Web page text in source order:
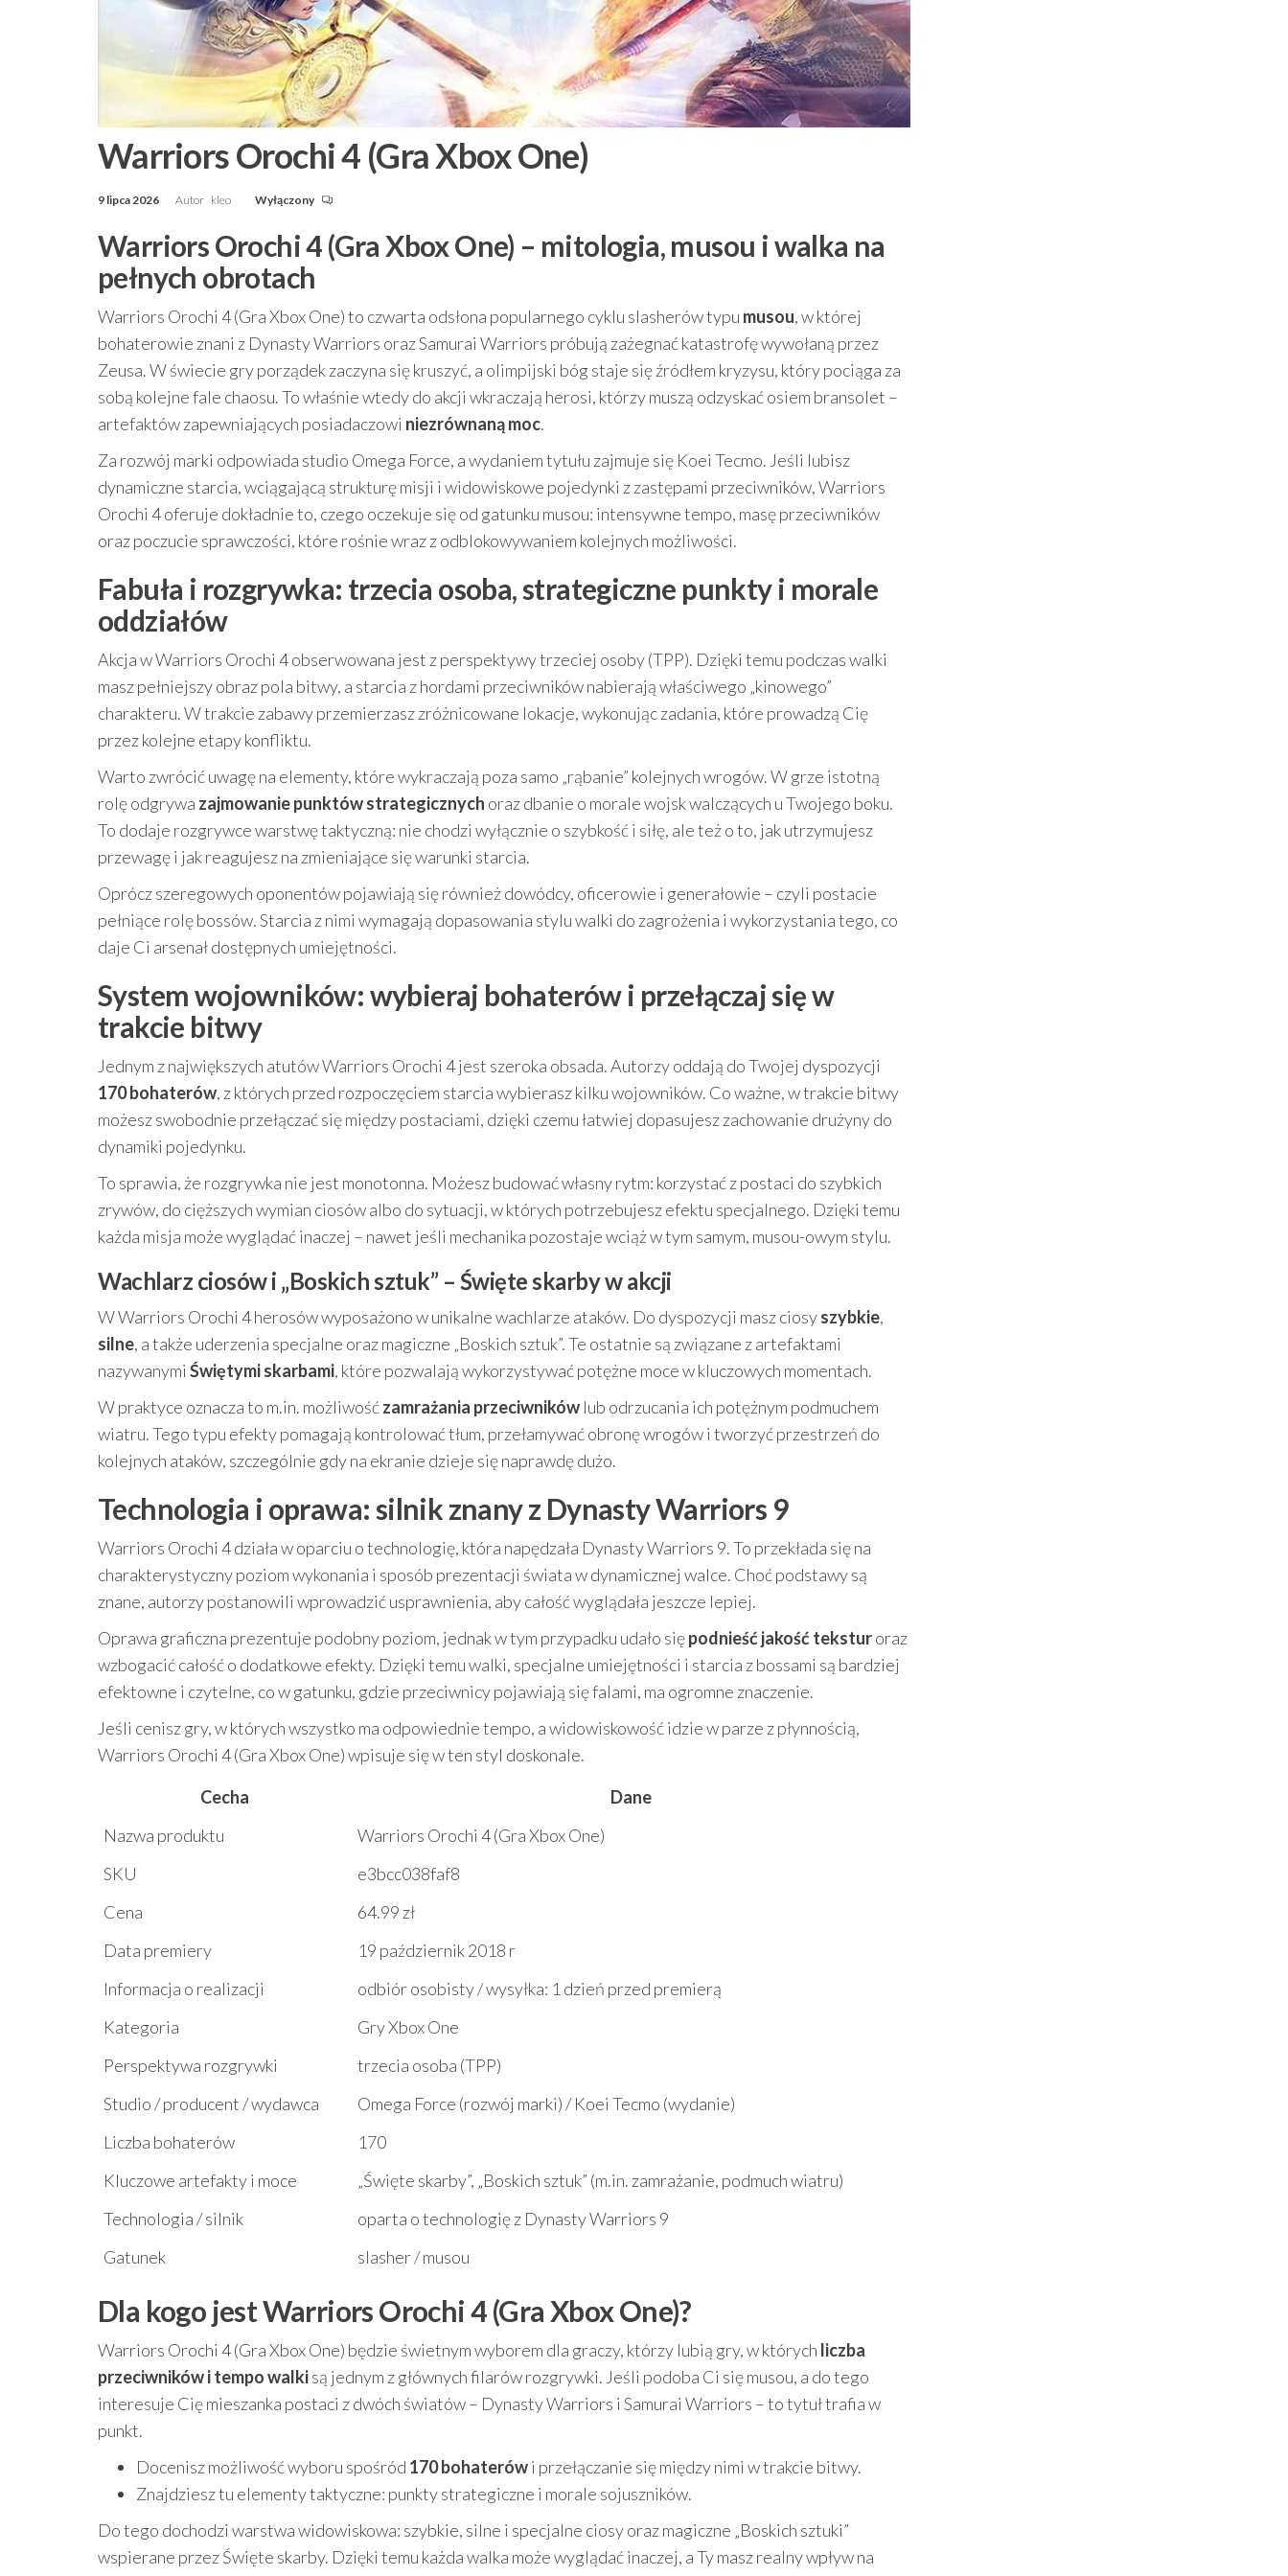
Warriors Orochi 4 (Gra Xbox One)
9 lipca 2026 Autor kleo Wyłączony
Warriors Orochi 4 (Gra Xbox One) – mitologia, musou i walka na
pełnych obrotach
Warriors Orochi 4 (Gra Xbox One) to czwarta odsłona popularnego cyklu slasherów typu musou, w której
bohaterowie znani z Dynasty Warriors oraz Samurai Warriors próbują zażegnać katastrofę wywołaną przez
Zeusa. W świecie gry porządek zaczyna się kruszyć, a olimpijski bóg staje się źródłem kryzysu, który pociąga za
sobą kolejne fale chaosu. To właśnie wtedy do akcji wkraczają herosi, którzy muszą odzyskać osiem bransolet –
artefaktów zapewniających posiadaczowi niezrównaną moc.
Za rozwój marki odpowiada studio Omega Force, a wydaniem tytułu zajmuje się Koei Tecmo. Jeśli lubisz
dynamiczne starcia, wciągającą strukturę misji i widowiskowe pojedynki z zastępami przeciwników, Warriors
Orochi 4 oferuje dokładnie to, czego oczekuje się od gatunku musou: intensywne tempo, masę przeciwników
oraz poczucie sprawczości, które rośnie wraz z odblokowywaniem kolejnych możliwości.
Fabuła i rozgrywka: trzecia osoba, strategiczne punkty i morale
oddziałów
Akcja w Warriors Orochi 4 obserwowana jest z perspektywy trzeciej osoby (TPP). Dzięki temu podczas walki
masz pełniejszy obraz pola bitwy, a starcia z hordami przeciwników nabierają właściwego „kinowego”
charakteru. W trakcie zabawy przemierzasz zróżnicowane lokacje, wykonując zadania, które prowadzą Cię
przez kolejne etapy konfliktu.
Warto zwrócić uwagę na elementy, które wykraczają poza samo „rąbanie” kolejnych wrogów. W grze istotną
rolę odgrywa zajmowanie punktów strategicznych oraz dbanie o morale wojsk walczących u Twojego boku.
To dodaje rozgrywce warstwę taktyczną: nie chodzi wyłącznie o szybkość i siłę, ale też o to, jak utrzymujesz
przewagę i jak reagujesz na zmieniające się warunki starcia.
Oprócz szeregowych oponentów pojawiają się również dowódcy, oficerowie i generałowie – czyli postacie
pełniące rolę bossów. Starcia z nimi wymagają dopasowania stylu walki do zagrożenia i wykorzystania tego, co
daje Ci arsenał dostępnych umiejętności.
System wojowników: wybieraj bohaterów i przełączaj się w
trakcie bitwy
Jednym z największych atutów Warriors Orochi 4 jest szeroka obsada. Autorzy oddają do Twojej dyspozycji
170 bohaterów, z których przed rozpoczęciem starcia wybierasz kilku wojowników. Co ważne, w trakcie bitwy
możesz swobodnie przełączać się między postaciami, dzięki czemu łatwiej dopasujesz zachowanie drużyny do
dynamiki pojedynku.
To sprawia, że rozgrywka nie jest monotonna. Możesz budować własny rytm: korzystać z postaci do szybkich
zrywów, do cięższych wymian ciosów albo do sytuacji, w których potrzebujesz efektu specjalnego. Dzięki temu
każda misja może wyglądać inaczej – nawet jeśli mechanika pozostaje wciąż w tym samym, musou-owym stylu.
Wachlarz ciosów i „Boskich sztuk” – Święte skarby w akcji
W Warriors Orochi 4 herosów wyposażono w unikalne wachlarze ataków. Do dyspozycji masz ciosyszybkie,
silne, a także uderzenia specjalne oraz magiczne „Boskich sztuk”. Te ostatnie są związane z artefaktami
nazywanymi Świętymi skarbami, które pozwalają wykorzystywać potężne moce w kluczowych momentach.
W praktyce oznacza to m.in. możliwośćzamrażania przeciwników lub odrzucania ich potężnym podmuchem
wiatru. Tego typu efekty pomagają kontrolować tłum, przełamywać obronę wrogów i tworzyć przestrzeń do
kolejnych ataków, szczególnie gdy na ekranie dzieje się naprawdę dużo.
Technologia i oprawa: silnik znany z Dynasty Warriors 9
Warriors Orochi 4 działa w oparciu o technologię, która napędzała Dynasty Warriors 9. To przekłada się na
charakterystyczny poziom wykonania i sposób prezentacji świata w dynamicznej walce. Choć podstawy są
znane, autorzy postanowili wprowadzić usprawnienia, aby całość wyglądała jeszcze lepiej.
Oprawa graficzna prezentuje podobny poziom, jednak w tym przypadku udało siępodnieść jakość teksturoraz
wzbogacić całość o dodatkowe efekty. Dzięki temu walki, specjalne umiejętności i starcia z bossami są bardziej
efektowne i czytelne, co w gatunku, gdzie przeciwnicy pojawiają się falami, ma ogromne znaczenie.
Jeśli cenisz gry, w których wszystko ma odpowiednie tempo, a widowiskowość idzie w parze z płynnością,
Warriors Orochi 4 (Gra Xbox One) wpisuje się w ten styl doskonale.
Cecha
Dane
Nazwa produktu
Warriors Orochi 4 (Gra Xbox One)
SKU
e3bcc038faf8
Cena
64.99 zł
Data premiery
19 październik 2018 r
Informacja o realizacji
odbiór osobisty / wysyłka: 1 dzień przed premierą
Kategoria
Gry Xbox One
Perspektywa rozgrywki
trzecia osoba (TPP)
Studio / producent / wydawca
Omega Force (rozwój marki) / Koei Tecmo (wydanie)
Liczba bohaterów
170
Kluczowe artefakty i moce
„Święte skarby”, „Boskich sztuk” (m.in. zamrażanie, podmuch wiatru)
Technologia / silnik
oparta o technologię z Dynasty Warriors 9
Gatunek
slasher / musou
Dla kogo jest Warriors Orochi 4 (Gra Xbox One)?
Warriors Orochi 4 (Gra Xbox One) będzie świetnym wyborem dla graczy, którzy lubią gry, w których liczba
przeciwników i tempo walkisą jednym z głównych filarów rozgrywki. Jeśli podoba Ci się musou, a do tego
interesuje Cię mieszanka postaci z dwóch światów – Dynasty Warriors i Samurai Warriors – to tytuł trafia w
punkt.
Docenisz możliwość wyboru spośród 170 bohaterówi przełączanie się między nimi w trakcie bitwy.
Znajdziesz tu elementy taktyczne: punkty strategiczne i morale sojuszników.
Do tego dochodzi warstwa widowiskowa: szybkie, silne i specjalne ciosy oraz magiczne „Boskich sztuki”
wspierane przez Święte skarby. Dzięki temu każda walka może wyglądać inaczej, a Ty masz realny wpływ na